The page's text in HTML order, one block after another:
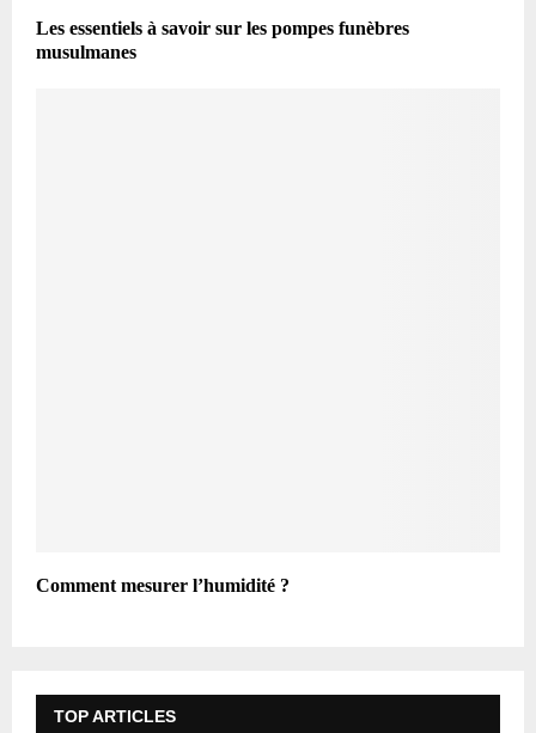
Les essentiels à savoir sur les pompes funèbres
musulmanes
Comment mesurer l’humidité ?
TOP ARTICLES